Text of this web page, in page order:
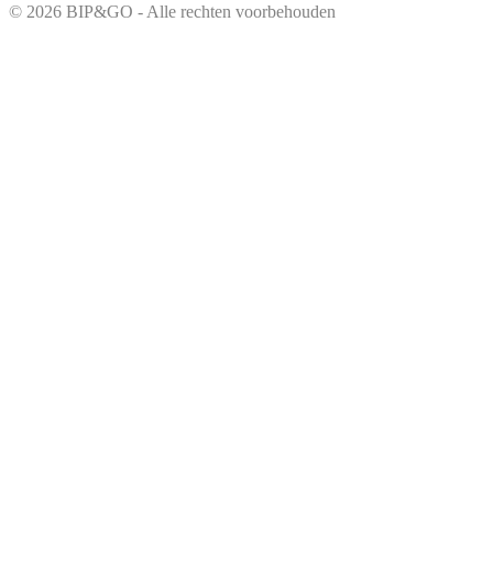
© 2026 BIP&GO - Alle rechten voorbehouden